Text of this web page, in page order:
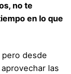
no te
en lo que
desde
las